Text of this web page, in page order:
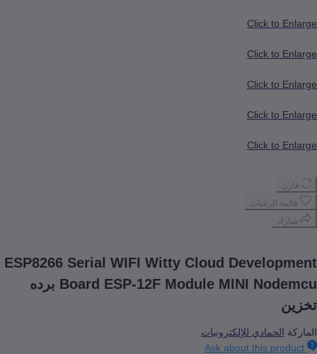
Click
Click
Click
Click
Click
الرغبات
ESP8266 Serial WIFI Witty Cloud
Board ESP-12F Module MINI Nodemcu برده
للإلكترونيات
Ask about this